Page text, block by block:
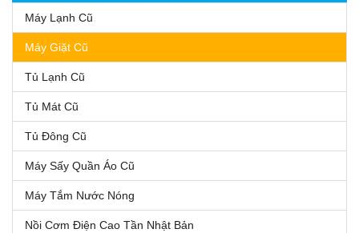
Máy Lạnh Cũ
Máy Giặt Cũ
Tủ Lạnh Cũ
Tủ Mát Cũ
Tủ Đông Cũ
Máy Sấy Quần Áo Cũ
Máy Tắm Nước Nóng
Nồi Cơm Điện Cao Tần Nhật Bản